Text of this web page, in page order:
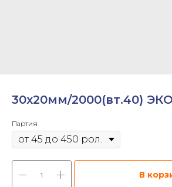
30х20мм/2000(вт.40) ЭКО
Партия
В